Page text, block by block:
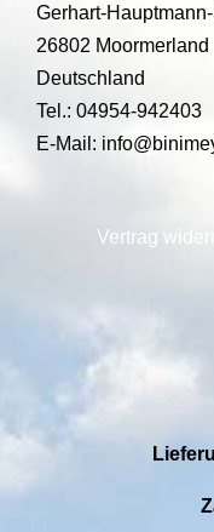
Gerhart-
26802 Moormerland
Deutschland
Tel.: 04954-942403
E-Mail:
Vertrag